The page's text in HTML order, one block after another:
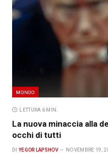
MONDO
LETTURA 6 MIN.
La nuova minaccia alla
occhi di tutti
DI YEGOR LAPSHOV NOVEMBRE 19,